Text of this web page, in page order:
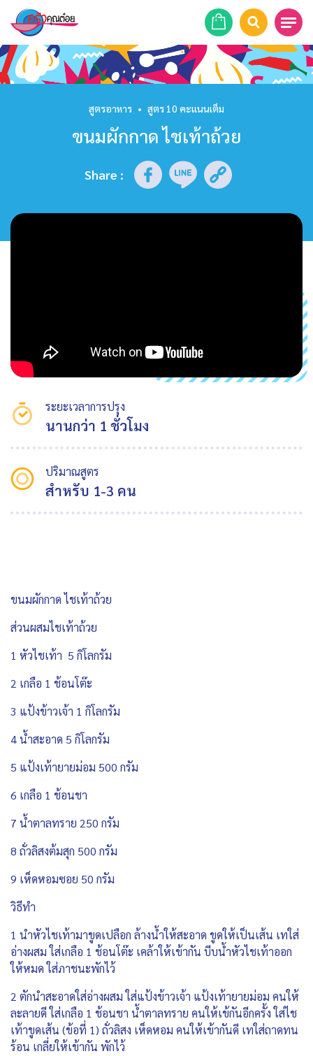
หน้าแรก
ร้านอาหาร
รายการย้อนหลัง
สูตรอาหาร • สูตร 10 คะแนนเต็ม
ขนมผักกาด ไชเท้าถ้วย
Share :
ระยะเวลาการปรุง
นานกว่า 1 ชั่วโมง
ปริมาณสูตร
สำหรับ 1-3 คน
ขนมผักกาด ไชเท้าถ้วย
ส่วนผสมไชเท้าถ้วย
1 หัวไชเท้า 5 กิโลกรัม
2 เกลือ 1 ช้อนโต๊ะ
3 แป้งข้าวเจ้า 1 กิโลกรัม
4 น้ำสะอาด 5 กิโลกรัม
5 แป้งเท้ายายม่อม 500 กรัม
6 เกลือ 1 ช้อนชา
7 น้ำตาลทราย 250 กรัม
8 ถั่วลิสงต้มสุก 500 กรัม
9 เห็ดหอมซอย 50 กรัม
วิธีทำ
1 นำหัวไชเท้ามาขูดเปลือก ล้างน้ำให้สะอาด ขูดให้เป็นเส้น เทใส่
อ่างผสม ใส่เกลือ 1 ช้อนโต๊ะ เคล้าให้เข้ากัน บีบน้ำหัวไชเท้าออก
ให้หมด ใส่ภาชนะพักไว้
2 ตักนำสะอาดใส่อ่างผสม ใส่แป้งข้าวเจ้า แป้งเท้ายายม่อม คนให้
ละลายดี ใส่เกลือ 1 ช้อนชา น้ำตาลทราย คนให้เข้กันอีกครั้ง ใส่ไช
เท้าขูดเส้น (ข้อที่ 1) ถั่วลิสง เห็ดหอม คนให้เข้ากันดี เทใส่ถาดทน
ร้อน เกลี่ยให้เข้ากัน พักไว้